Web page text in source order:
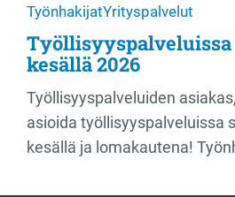
TyönhakijatYrityspalvelut
kesällä 2026
Työllisyyspalveluiden
asioida työllisyyspalveluissa
kesällä ja lomakautena!